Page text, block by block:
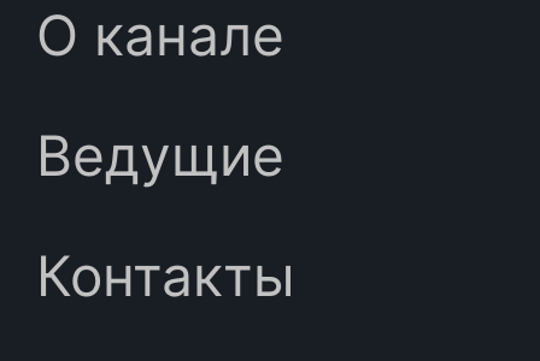
О канале
Ведущие
Контакты